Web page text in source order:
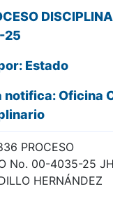
25
Estado
notifica: Oficina
PROCESO
No. 00-4035-25
HERNÁNDEZ